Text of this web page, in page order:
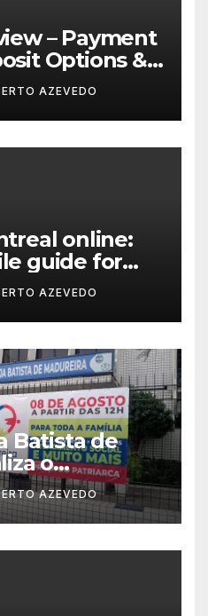
– Payment
Options &
for
AZEVEDO
online:
guide for
AZEVEDO
Batista de
o
com ação
gratuitas
AZEVEDO